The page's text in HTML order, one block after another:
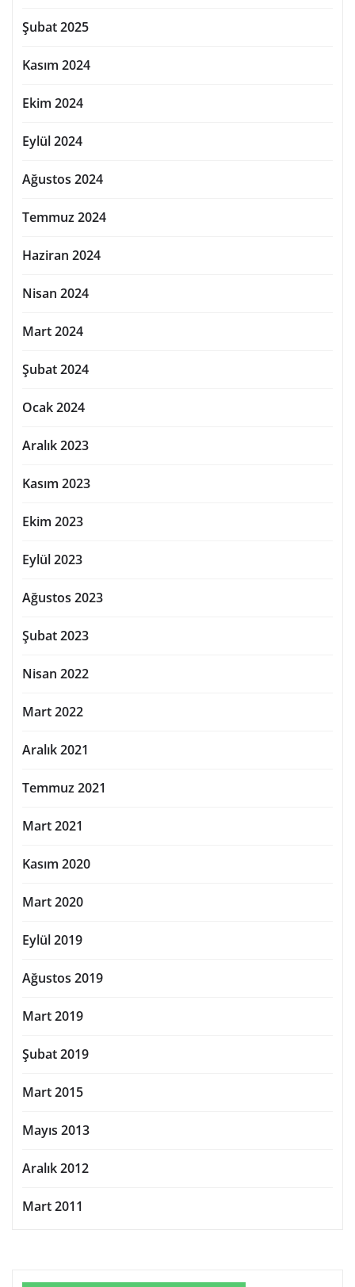
Şubat 2025
Kasım 2024
Ekim 2024
Eylül 2024
Ağustos 2024
Temmuz 2024
Haziran 2024
Nisan 2024
Mart 2024
Şubat 2024
Ocak 2024
Aralık 2023
Kasım 2023
Ekim 2023
Eylül 2023
Ağustos 2023
Şubat 2023
Nisan 2022
Mart 2022
Aralık 2021
Temmuz 2021
Mart 2021
Kasım 2020
Mart 2020
Eylül 2019
Ağustos 2019
Mart 2019
Şubat 2019
Mart 2015
Mayıs 2013
Aralık 2012
Mart 2011